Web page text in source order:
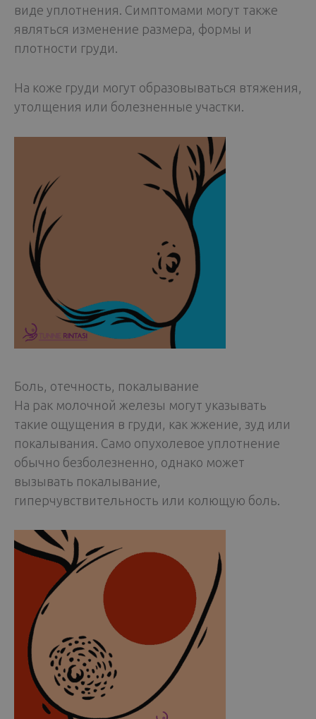
виде уплотнения. Симптомами могут также
являться изменение размера, формы и
плотности груди.
На коже груди могут образовываться втяжения,
утолщения или болезненные участки.
Боль, отечность, покалывание
На рак молочной железы могут указывать
такие ощущения в груди, как жжение, зуд или
покалывания. Само опухолевое уплотнение
обычно безболезненно, однако может
вызывать покалывание,
гиперчувствительность или колющую боль.